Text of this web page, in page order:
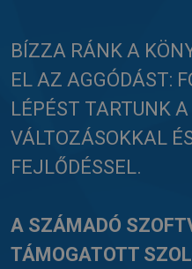
BÍZZA RÁNK A
EL AZ AGGÓDÁST:
LÉPÉST TARTUNK
VÁLTOZÁSOKKAL
FEJLŐDÉSSEL.
A SZÁMADÓ
TÁMOGATOTT